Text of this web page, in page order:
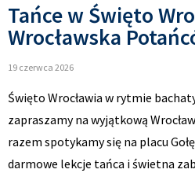
Tańce w Święto
Wrocławska
19 czerwca 2026
Święto Wrocławia w rytmie
zapraszamy na wyjątkową
razem spotykamy się na placu
darmowe lekcje tańca i świetna